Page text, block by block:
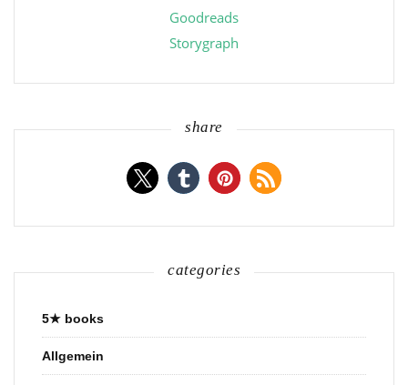
Goodreads
Storygraph
share
categories
5★ books
Allgemein